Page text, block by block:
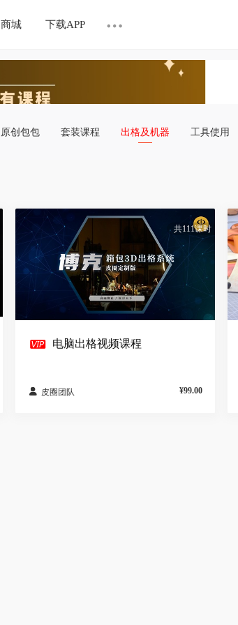
商城 下载APP
原创包包 套装课程 出格及机器 工具使用
共111课时
 电脑出格视频课程
 皮圈团队 ¥99.00